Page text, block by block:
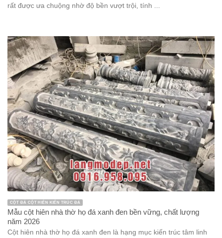
rất được ưa chuộng nhờ độ bền vượt trội, tính ...
CỘT ĐÁ CỘT HIÊN KIẾN TRÚC ĐÁ
Mẫu cột hiên nhà thờ họ đá xanh đen bền vững, chất lượng
năm 2026
Cột hiên nhà thờ họ đá xanh đen là hạng mục kiến trúc tâm linh